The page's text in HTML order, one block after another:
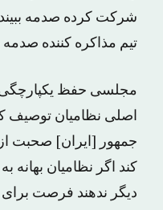
شرکت کرده صدمه
تیم مذاکره کننده صدمه
مجلسی حفظ
اصلی نظامیان
جمهور [ایران] صحبت
کند اگر نظامیان
دیگر ندهند فرصت